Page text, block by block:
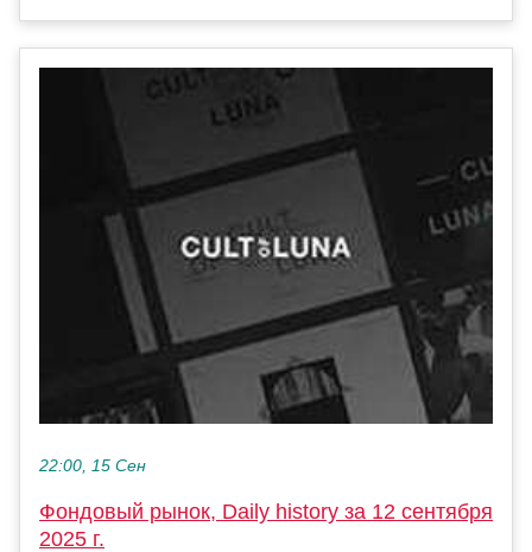
22:00, 15 Сен
Фондовый рынок, Daily history за 12 сентября
2025 г.